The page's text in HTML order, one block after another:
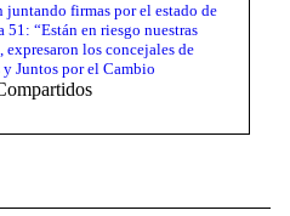
juntando firmas por el estado de
51: “Están en riesgo nuestras
expresaron los concejales de
y Juntos por el Cambio